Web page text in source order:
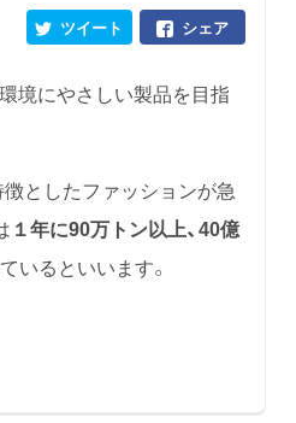
シェア
ツイート
境にやさしい製品を目指
徴としたファッションが急
１年に90万トン以上、40億
いるといいます。